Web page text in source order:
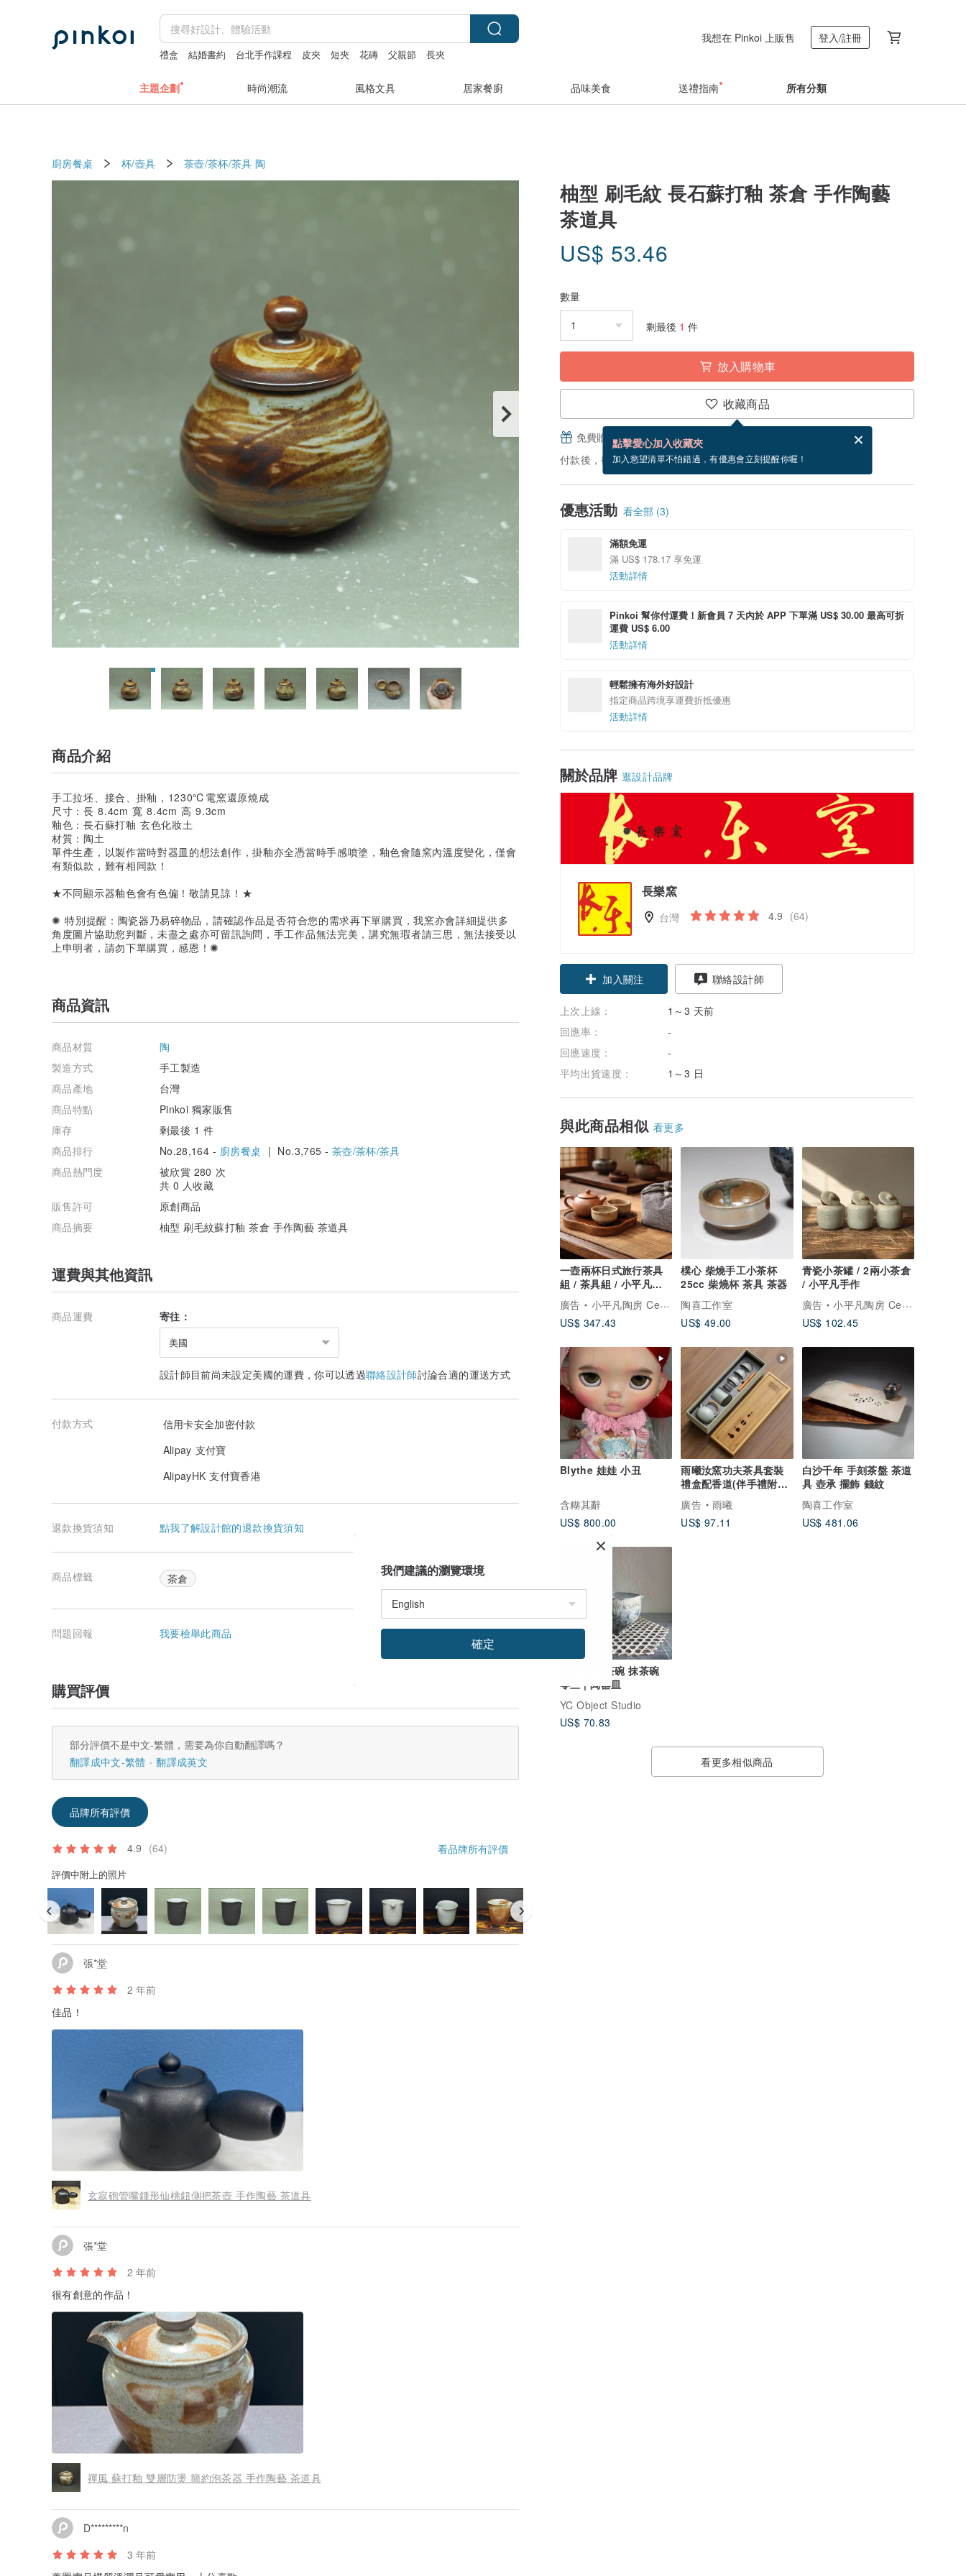
禮盒 結婚書約 台北手作課程 皮夾 短夾 花磚 父親節 長夾
我想在 Pinkoi 上販售 登入/註冊
主題企劃 時尚潮流 風格文具 居家餐廚 品味美食 送禮指南 所有分類
廚房餐桌 杯/壺具 茶壺/茶杯/茶具 陶
柚型 刷毛紋 長石蘇打釉 茶倉 手作陶藝
茶道具
US$ 53.46
數量
剩最後 1 件
放入購物車
收藏商品
點擊愛心加入收藏夾
加入慾望清單不怕錯過，有優惠會立刻提醒你喔！
免費贈送電子賀卡，結帳完成後填寫
付款後，從備貨到寄出商品為 3 個工作天。（不包含假日）
優惠活動 看全部 (3)
滿額免運
滿 US$ 178.17 享免運
活動詳情
Pinkoi 幫你付運費！新會員 7 天內於 APP 下單滿 US$ 30.00 最高可折
運費 US$ 6.00
活動詳情
輕鬆擁有海外好設計
指定商品跨境享運費折抵優惠
活動詳情
關於品牌 逛設計品牌
長樂窯
台灣 4.9 (64)
加入關注 聯絡設計師
上次上線：
1～3 天前
回應率：
-
回應速度：
-
平均出貨速度：
1～3 日
與此商品相似 看更多
一壺兩杯日式旅行茶具
組 / 茶具組 / 小平凡手
作
廣告
小平凡陶房 Ceramic Designs
US$ 347.43
樸心 柴燒手工小茶杯
25cc 柴燒杯 茶具 茶器
陶喜工作室
US$ 49.00
青瓷小茶罐 / 2兩小茶倉
/ 小平凡手作
廣告
小平凡陶房 Ceramic Designs
US$ 102.45
Blythe 娃娃 小丑
含糊其辭
US$ 800.00
雨曦汝窯功夫茶具套裝
禮盒配香道(伴手禮附提
袋)
廣告
雨曦
US$ 97.11
白沙千年 手刻茶盤 茶道
具 壺承 擺飾 錢紋
陶喜工作室
US$ 481.06
墨藍 片口茶碗 抹茶碗
零三 | 陶器皿
YC Object Studio
US$ 70.83
看更多相似商品
商品介紹
手工拉坯、接合、掛釉，1230℃電窯還原燒成
尺寸：長 8.4cm 寬 8.4cm 高 9.3cm
釉色：長石蘇打釉 玄色化妝土
材質：陶土
單件生產，以製作當時對器皿的想法創作，掛釉亦全憑當時手感噴塗，釉色會隨窯內溫度變化，僅會
有類似款，難有相同款！
★不同顯示器釉色會有色偏！敬請見諒！★
✺ 特別提醒：陶瓷器乃易碎物品，請確認作品是否符合您的需求再下單購買，我窯亦會詳細提供多
角度圖片協助您判斷，未盡之處亦可留訊詢問，手工作品無法完美，講究無瑕者請三思，無法接受以
上申明者，請勿下單購買，感恩！✺
商品資訊
商品材質
陶
製造方式
手工製造
商品產地
台灣
商品特點
Pinkoi 獨家販售
庫存
剩最後 1 件
商品排行
No.28,164 - 廚房餐桌 | No.3,765 -茶壺/茶杯/茶具
商品熱門度
被欣賞 280 次
共 0 人收藏
販售許可
原創商品
商品摘要
柚型 刷毛紋蘇打釉 茶倉 手作陶藝 茶道具
運費與其他資訊
商品運費 寄往：
美國
設計師目前尚未設定美國的運費，你可以透過聯絡設計師討論合適的運送方式
付款方式
信用卡安全加密付款
Alipay 支付寶
AlipayHK 支付寶香港
退款換貨須知 點我了解設計館的退款換貨須知
商品標籤 茶倉
問題回報 我要檢舉此商品
購買評價
部分評價不是中文-繁體，需要為你自動翻譯嗎？
翻譯成中文-繁體
翻譯成英文
品牌所有評價
4.9 (64) 看品牌所有評價
評價中附上的照片
張*堂
2 年前
佳品！
玄寂砲管嘴鍾形仙桃鈕側把茶壺 手作陶藝 茶道具
張*堂
2 年前
很有創意的作品！
禪風 蘇打釉 雙層防燙 簡約泡茶器 手作陶藝 茶道具
D*********n
3 年前
我們建議的瀏覽環境
確定